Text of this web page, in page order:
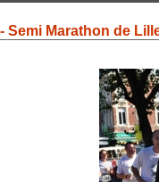
Semi Marathon de